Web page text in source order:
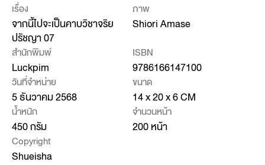
เรื่อง
จากนี้ไปจะเป็นคาบวิชาจริย
ปรัชญา 07
ภาพ
Shiori Amase
สำนักพิมพ์
Luckpim
ISBN
9786166147100
วันที่จำหน่าย
5 ธันวาคม 2568
ขนาด
14 x 20 x 6 CM
น้ำหนัก
450 กรัม
จำนวนหน้า
200 หน้า
Copyright
Shueisha